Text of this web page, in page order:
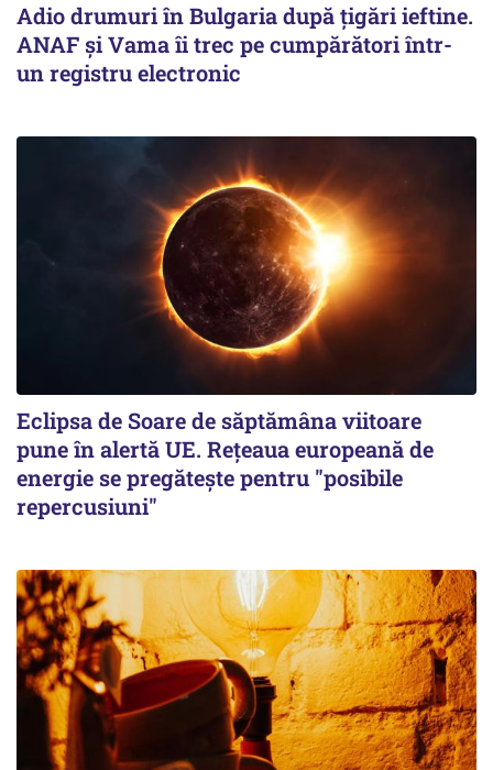
Adio drumuri în Bulgaria după țigări ieftine.
ANAF și Vama îi trec pe cumpărători într-
un registru electronic
Eclipsa de Soare de săptămâna viitoare
pune în alertă UE. Rețeaua europeană de
energie se pregătește pentru "posibile
repercusiuni"